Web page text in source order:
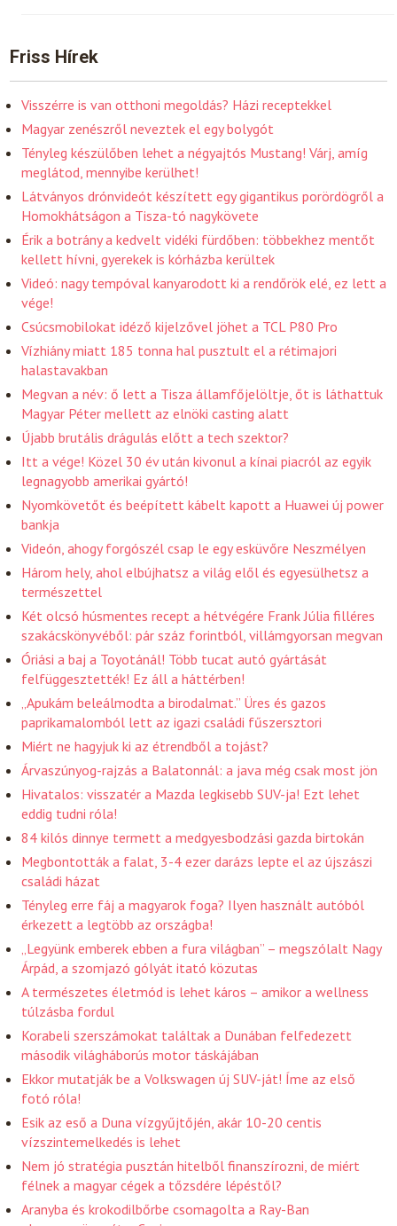
Friss Hírek
Visszérre is van otthoni megoldás? Házi receptekkel
Magyar zenészről neveztek el egy bolygót
Tényleg készülőben lehet a négyajtós Mustang! Várj, amíg
meglátod, mennyibe kerülhet!
Látványos drónvideót készített egy gigantikus porördögről a
Homokhátságon a Tisza-tó nagykövete
Érik a botrány a kedvelt vidéki fürdőben: többekhez mentőt
kellett hívni, gyerekek is kórházba kerültek
Videó: nagy tempóval kanyarodott ki a rendőrök elé, ez lett a
vége!
Csúcsmobilokat idéző kijelzővel jöhet a TCL P80 Pro
Vízhiány miatt 185 tonna hal pusztult el a rétimajori
halastavakban
Megvan a név: ő lett a Tisza államfőjelöltje, őt is láthattuk
Magyar Péter mellett az elnöki casting alatt
Újabb brutális drágulás előtt a tech szektor?
Itt a vége! Közel 30 év után kivonul a kínai piacról az egyik
legnagyobb amerikai gyártó!
Nyomkövetőt és beépített kábelt kapott a Huawei új power
bankja
Videón, ahogy forgószél csap le egy esküvőre Neszmélyen
Három hely, ahol elbújhatsz a világ elől és egyesülhetsz a
természettel
Két olcsó húsmentes recept a hétvégére Frank Júlia filléres
szakácskönyvéből: pár száz forintból, villámgyorsan megvan
Óriási a baj a Toyotánál! Több tucat autó gyártását
felfüggesztették! Ez áll a háttérben!
„Apukám beleálmodta a birodalmat.” Üres és gazos
paprikamalomból lett az igazi családi fűszersztori
Miért ne hagyjuk ki az étrendből a tojást?
Árvaszúnyog-rajzás a Balatonnál: a java még csak most jön
Hivatalos: visszatér a Mazda legkisebb SUV-ja! Ezt lehet
eddig tudni róla!
84 kilós dinnye termett a medgyesbodzási gazda birtokán
Megbontották a falat, 3-4 ezer darázs lepte el az újszászi
családi házat
Tényleg erre fáj a magyarok foga? Ilyen használt autóból
érkezett a legtöbb az országba!
„Legyünk emberek ebben a fura világban” – megszólalt Nagy
Árpád, a szomjazó gólyát itató közutas
A természetes életmód is lehet káros – amikor a wellness
túlzásba fordul
Korabeli szerszámokat találtak a Dunában felfedezett
második világháborús motor táskájában
Ekkor mutatják be a Volkswagen új SUV-ját! Íme az első
fotó róla!
Esik az eső a Duna vízgyűjtőjén, akár 10-20 centis
vízszintemelkedés is lehet
Nem jó stratégia pusztán hitelből finanszírozni, de miért
félnek a magyar cégek a tőzsdére lépéstől?
Aranyba és krokodilbőrbe csomagolta a Ray-Ban